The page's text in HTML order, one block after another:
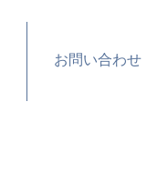
お問い合わせ